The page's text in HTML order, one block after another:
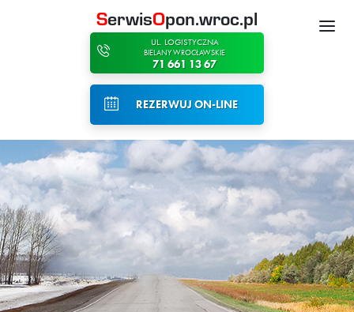
SerwisOpon.wroc.pl
UL. LOGISTYCZNA
BIELANY WROCŁAWSKIE
71 661 13 67
REZERWUJ ON-LINE